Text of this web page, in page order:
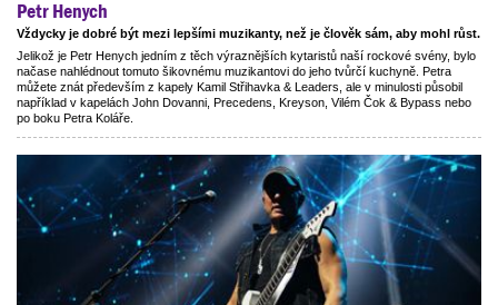
Petr Henych
Vždycky je dobré být mezi lepšími muzikanty, než je člověk sám, aby mohl růst.
Jelikož je Petr Henych jedním z těch výraznějších kytaristů naší rockové svény, bylo
načase nahlédnout tomuto šikovnému muzikantovi do jeho tvůrčí kuchyně. Petra
můžete znát především z kapely Kamil Střihavka & Leaders, ale v minulosti působil
například v kapelách John Dovanni, Precedens, Kreyson, Vilém Čok & Bypass nebo
po boku Petra Koláře.